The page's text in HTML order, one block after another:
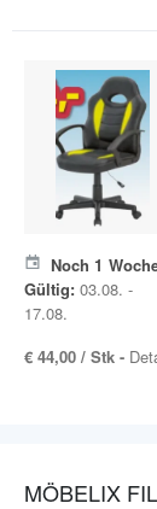
Noch 1
Gültig: 03.08. -
17.08.
€ 44,00 / Stk -
MÖBELIX